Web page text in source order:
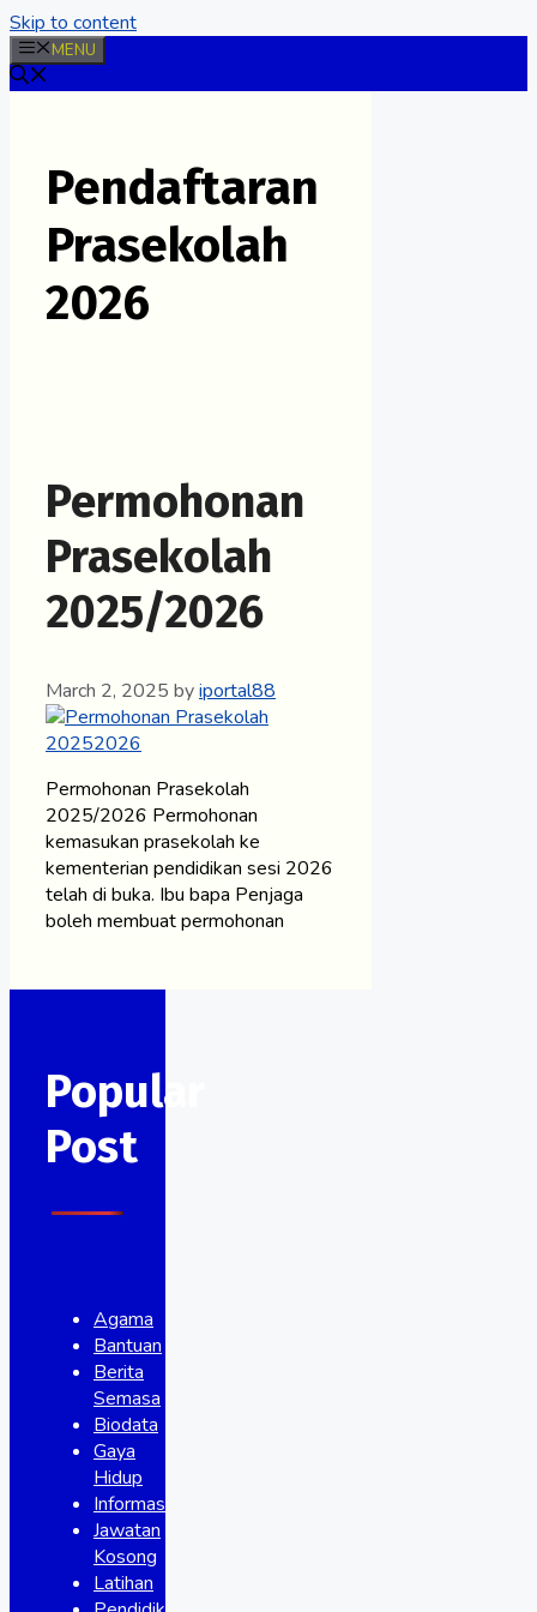
Skip to content
MENU
Pendaftaran
Prasekolah
2026
Permohonan
Prasekolah
2025/2026
March 2, 2025 byiportal88
Permohonan Prasekolah
2025/2026 Permohonan
kemasukan prasekolah ke
kementerian pendidikan sesi 2026
telah di buka. Ibu bapa Penjaga
boleh membuat permohonan
Popular
Post
Agama
Bantuan
Berita
Semasa
Biodata
Gaya
Hidup
Informasi
Jawatan
Kosong
Latihan